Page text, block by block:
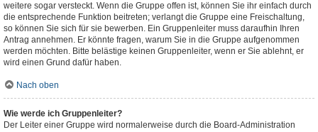
weitere sogar versteckt. Wenn die Gruppe offen ist, können Sie ihr einfach durch
die entsprechende Funktion beitreten; verlangt die Gruppe eine Freischaltung,
so können Sie sich für sie bewerben. Ein Gruppenleiter muss daraufhin Ihren
Antrag annehmen. Er könnte fragen, warum Sie in die Gruppe aufgenommen
werden möchten. Bitte belästige keinen Gruppenleiter, wenn er Sie ablehnt, er
wird einen Grund dafür haben.
Nach oben
Wie werde ich Gruppenleiter?
Der Leiter einer Gruppe wird normalerweise durch die Board-Administration